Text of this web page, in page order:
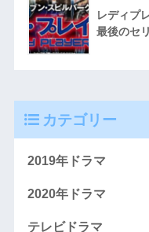
レディプ
最後のセ
カテゴリー
2019年ドラマ
2020年ドラマ
テレビドラマ